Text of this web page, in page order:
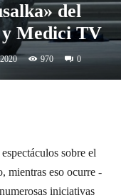
del
y Medici TV
970 0
sobre el
mientras eso ocurre -
iniciativas